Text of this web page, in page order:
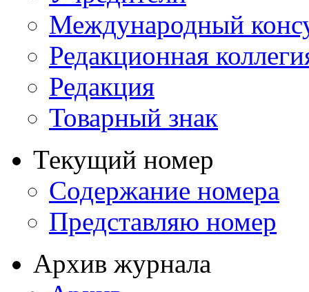
Международный
Редакционная
Редакция
Товарный знак
Текущий номер
Содержание номера
Представляю номер
Архив журнала